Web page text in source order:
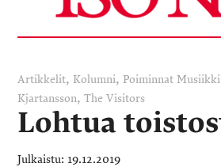
Artikkelit, Kolumni, Poiminnat Musiikki
Kjartansson,The Visitors
Lohtua
19.12.2019